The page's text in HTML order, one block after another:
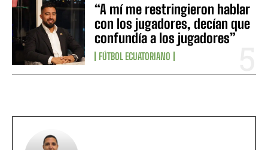
“A mí me restringieron hablar
con los jugadores, decían que
confundía a los jugadores”
FÚTBOL ECUATORIANO